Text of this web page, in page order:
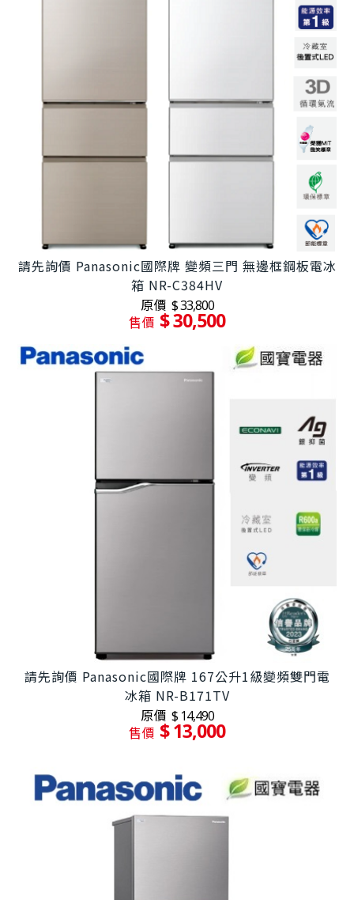
請先詢價 Panasonic國際牌 變頻三門 無邊框鋼板電冰
箱 NR-C384HV
原價 $ 33,800
售價 $ 30,500
請先詢價 Panasonic國際牌 167公升1級變頻雙門電
冰箱 NR-B171TV
原價 $ 14,490
售價 $ 13,000